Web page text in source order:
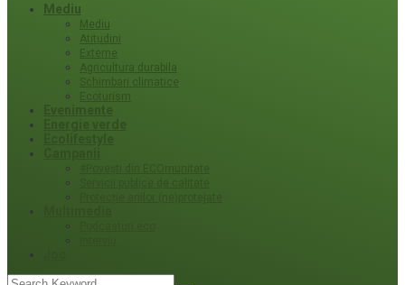
Mediu
Mediu
Atitudini
Externe
Agricultura durabila
Schimbari climatice
Ecoturism